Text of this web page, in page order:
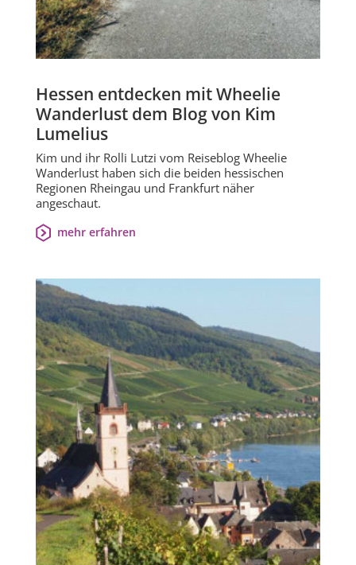
Hessen entdecken mit Wheelie
Wanderlust dem Blog von Kim
Lumelius
Kim und ihr Rolli Lutzi vom Reiseblog Wheelie
Wanderlust haben sich die beiden hessischen
Regionen Rheingau und Frankfurt näher
angeschaut.
mehr erfahren